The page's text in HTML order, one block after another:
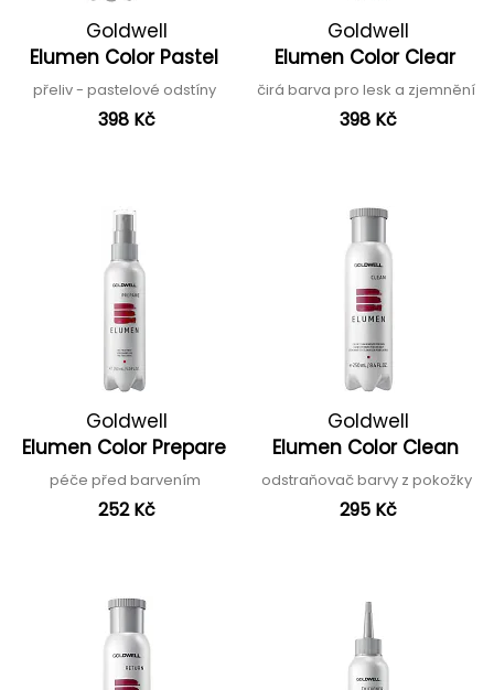
Goldwell
Elumen Color Pastel
přeliv - pastelové odstíny
398 Kč
Goldwell
Elumen Color Clear
čirá barva pro lesk a zjemnění
398 Kč
Goldwell
Elumen Color Prepare
péče před barvením
252 Kč
Goldwell
Elumen Color Clean
odstraňovač barvy z pokožky
295 Kč